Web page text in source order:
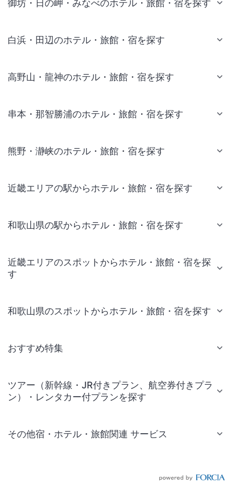
御坊・日の岬・みなべのホテル・旅館・宿を探す
白浜・田辺のホテル・旅館・宿を探す
高野山・龍神のホテル・旅館・宿を探す
串本・那智勝浦のホテル・旅館・宿を探す
熊野・瀞峡のホテル・旅館・宿を探す
近畿エリアの駅からホテル・旅館・宿を探す
和歌山県の駅からホテル・旅館・宿を探す
近畿エリアのスポットからホテル・旅館・宿を探
す
和歌山県のスポットからホテル・旅館・宿を探す
おすすめ特集
ツアー（新幹線・JR付きプラン、航空券付きプラ
ン）・レンタカー付プランを探す
その他宿・ホテル・旅館関連 サービス